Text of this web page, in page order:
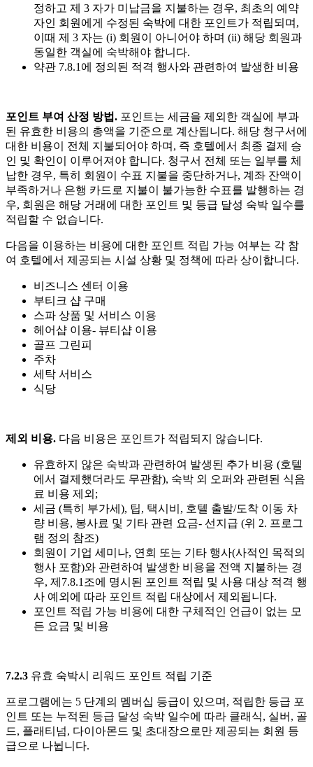
정하고 제 3 자가 미납금을 지불하는 경우, 최초의 예약
자인 회원에게 수정된 숙박에 대한 포인트가 적립되며,
이때 제 3 자는 (i) 회원이 아니어야 하며 (ii) 해당 회원과
동일한 객실에 숙박해야 합니다.
약관 7.8.1에 정의된 적격 행사와 관련하여 발생한 비용
포인트 부여 산정 방법. 포인트는 세금을 제외한 객실에 부과
된 유효한 비용의 총액을 기준으로 계산됩니다. 해당 청구서에
대한 비용이 전체 지불되어야 하며, 즉 호텔에서 최종 결제 승
인 및 확인이 이루어져야 합니다. 청구서 전체 또는 일부를 체
납한 경우, 특히 회원이 수표 지불을 중단하거나, 계좌 잔액이
부족하거나 은행 카드로 지불이 불가능한 수표를 발행하는 경
우, 회원은 해당 거래에 대한 포인트 및 등급 달성 숙박 일수를
적립할 수 없습니다.
다음을 이용하는 비용에 대한 포인트 적립 가능 여부는 각 참
여 호텔에서 제공되는 시설 상황 및 정책에 따라 상이합니다.
비즈니스 센터 이용
부티크 샵 구매
스파 상품 및 서비스 이용
헤어샵 이용- 뷰티샵 이용
골프 그린피
주차
세탁 서비스
식당
제외 비용. 다음 비용은 포인트가 적립되지 않습니다.
유효하지 않은 숙박과 관련하여 발생된 추가 비용 (호텔
에서 결제했더라도 무관함), 숙박 외 오퍼와 관련된 식음
료 비용 제외;
세금 (특히 부가세), 팁, 택시비, 호텔 출발/도착 이동 차
량 비용, 봉사료 및 기타 관련 요금- 선지급 (위 2. 프로그
램 정의 참조)
회원이 기업 세미나, 연회 또는 기타 행사(사적인 목적의
행사 포함)와 관련하여 발생한 비용을 전액 지불하는 경
우, 제7.8.1조에 명시된 포인트 적립 및 사용 대상 적격 행
사 예외에 따라 포인트 적립 대상에서 제외됩니다.
포인트 적립 가능 비용에 대한 구체적인 언급이 없는 모
든 요금 및 비용
7.2.3 유효 숙박시 리워드 포인트 적립 기준
프로그램에는 5 단계의 멤버십 등급이 있으며, 적립한 등급 포
인트 또는 누적된 등급 달성 숙박 일수에 따라 클래식, 실버, 골
드, 플래티넘, 다이아몬드 및 초대장으로만 제공되는 회원 등
급으로 나뉩니다.